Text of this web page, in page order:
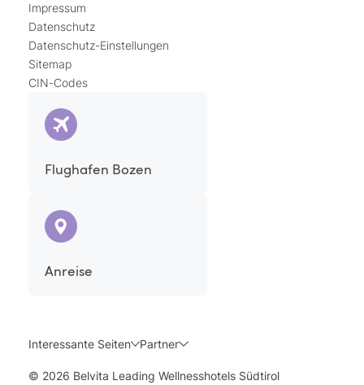
Impressum
Datenschutz
Datenschutz-Einstellungen
Sitemap
CIN-Codes
Flughafen Bozen
Anreise
Interessante Seiten Partner
© 2026 Belvita Leading Wellnesshotels Südtirol